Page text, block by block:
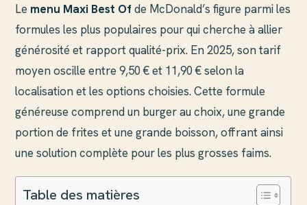
Le menu Maxi Best Ofde McDonald’s figure parmi les
formules les plus populaires pour qui cherche à allier
générosité et rapport qualité-prix. En 2025, son tarif
moyen oscille entre 9,50 € et 11,90 € selon la
localisation et les options choisies. Cette formule
généreuse comprend un burger au choix, une grande
portion de frites et une grande boisson, offrant ainsi
une solution complète pour les plus grosses faims.
Table des matières